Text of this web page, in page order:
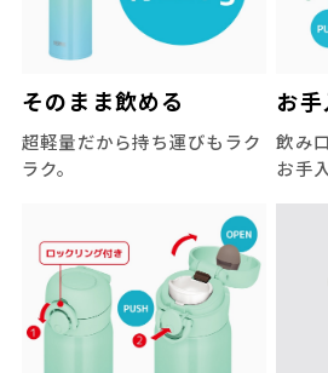
そのまま飲める
超軽量だから持ち運びもラク
ラク。
お
飲み
お手